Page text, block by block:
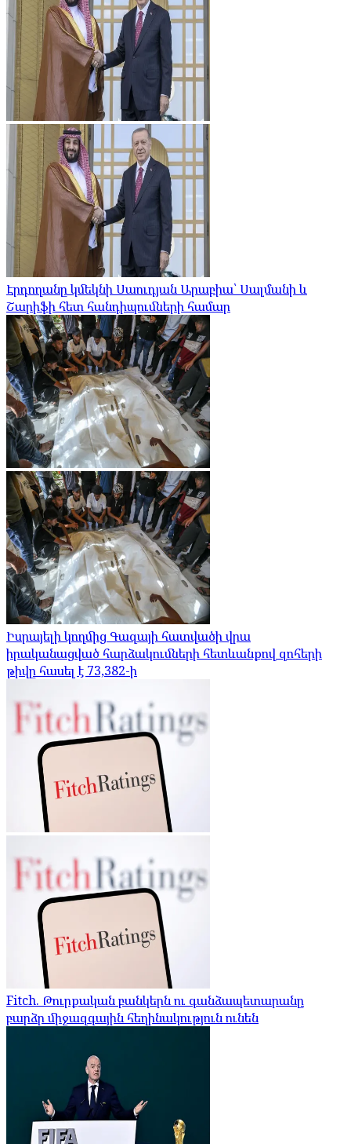
Էրդողանը կմեկնի Սաուդյան Արաբիա՝ Սալմանի և
Շարիֆի հետ հանդիպումների համար
Իսրայելի կողմից Գազայի հատվածի վրա
իրականացված հարձակումների հետևանքով զոհերի
թիվը հասել է 73,382-ի
Fitch. Թուրքական բանկերն ու գանձապետարանը
բարձր միջազգային հեղինակություն ունեն